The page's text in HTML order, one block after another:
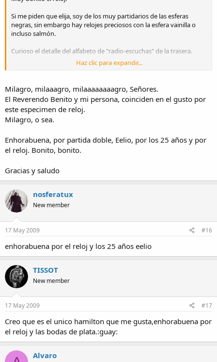
Si me piden que elija, soy de los muy partidarios de las esferas
negras, sin embargo hay relojes preciosos con la esfera vainilla o
incluso salmón.
Curioso el detalle del alfabeto de "radio-escuchas" de la trasera.
Enhorabuena Eco-Eco-Lima-Indian-Oscar.
Haz clic para expandir...
Milagro, milaaagro, milaaaaaaaagro, Señores.
El Reverendo Benito y mi persona, coinciden en el gusto por
este especimen de reloj.
Milagro, o sea.
Enhorabuena, por partida doble, Eelio, por los 25 años y por
el reloj. Bonito, bonito.
Gracias y saludo
nosferatux
New member
17 May 2009 #16
enhorabuena por el reloj y los 25 años eelio
TISSOT
New member
17 May 2009 #17
Creo que es el unico hamilton que me gusta,enhorabuena por
el reloj y las bodas de plata.:guay:
Alvaro